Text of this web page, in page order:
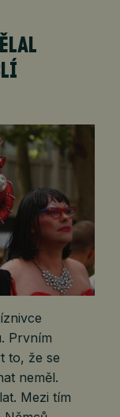
Prvním
to, že se
neměl.
Mezi tím